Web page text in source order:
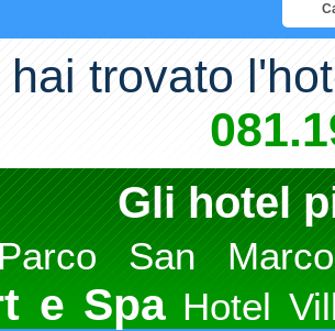
hai trovato
Gli hotel
San Marco
e Spa Hotel